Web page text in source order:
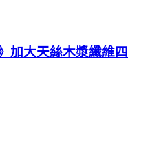
加大天絲木漿纖維四